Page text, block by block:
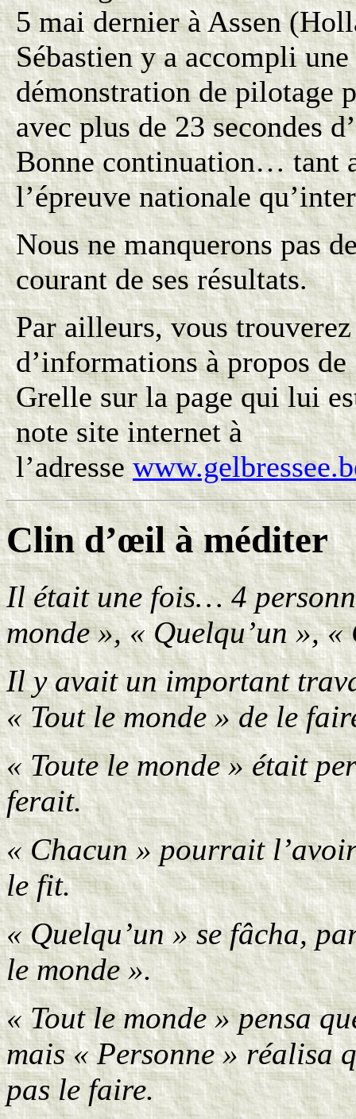
5 mai dernier à Assen
Sébastien y a accompli
démonstration de pilotage
avec plus de 23 secondes
Bonne continuation… tant
l’épreuve nationale
Nous ne manquerons pas
courant de ses résultats.
Par ailleurs, vous
d’informations à propos de
Grelle sur la page qui lui
note site internet à
l’adresse
Clin d’œil à méditer
Il était une fois… 4
monde », « Quelqu’un »,
Il y avait un important
« Tout le monde » de le
« Toute le monde » était
ferait.
« Chacun » pourrait
le fit.
« Quelqu’un » se fâcha,
le monde ».
« Tout le monde » pensa
mais « Personne » réalisa
pas le faire.